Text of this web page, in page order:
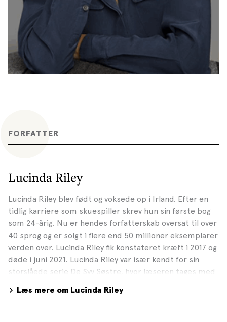
FORFATTER
Lucinda Riley
Lucinda Riley blev født og voksede op i Irland. Efter en
tidlig karriere som skuespiller skrev hun sin første bog
som 24-årig. Nu er hendes forfatterskab oversat til over
40 sprog og er solgt i flere end 50 millioner eksemplarer
verden over. Lucinda Riley fik konstateret kræft i 2017 og
døde i juni 2021. Lucinda Riley var især kendt for sin
storslåede serie De Syv Søstre, hvor læseren tages med
med vigtige begivenheder inden for kunstens verden.
Læs mere om Lucinda Riley